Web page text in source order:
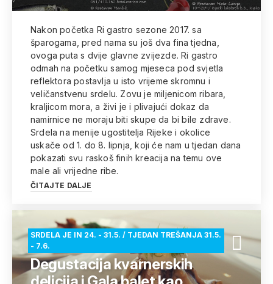
Nakon početka Ri gastro sezone 2017. sa
šparogama, pred nama su još dva fina tjedna,
ovoga puta s dvije glavne zvijezde. Ri gastro
odmah na početku samog mjeseca pod svjetla
reflektora postavlja u isto vrijeme skromnu i
veličanstvenu srdelu. Zovu je miljenicom ribara,
kraljicom mora, a živi je i plivajući dokaz da
namirnice ne moraju biti skupe da bi bile zdrave.
Srdela na menije ugostitelja Rijeke i okolice
uskače od 1. do 8. lipnja, koji će nam u tjedan dana
pokazati svu raskoš finih kreacija na temu ove
male ali vrijedne ribe.
ČITAJTE DALJE
SRDELA JE IN 24. - 31.5. / TJEDAN TREŠANJA 31.5.
- 7.6.
Degustacija kvarnerskih